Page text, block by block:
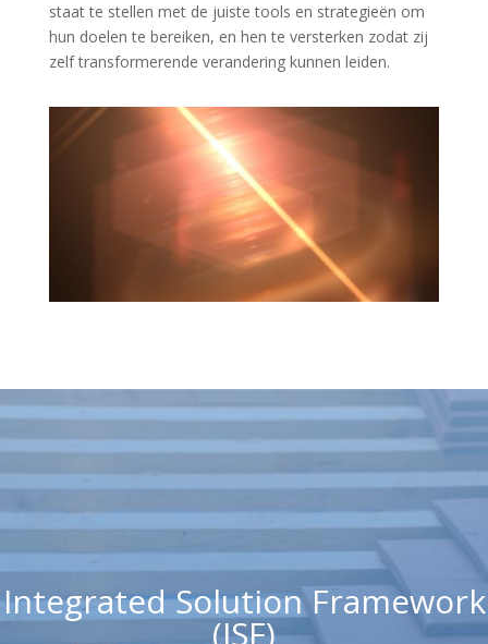
staat te stellen met de juiste tools en strategieën om
hun doelen te bereiken, en hen te versterken zodat zij
zelf transformerende verandering kunnen leiden.
Integrated Solution Framework
(ISF)